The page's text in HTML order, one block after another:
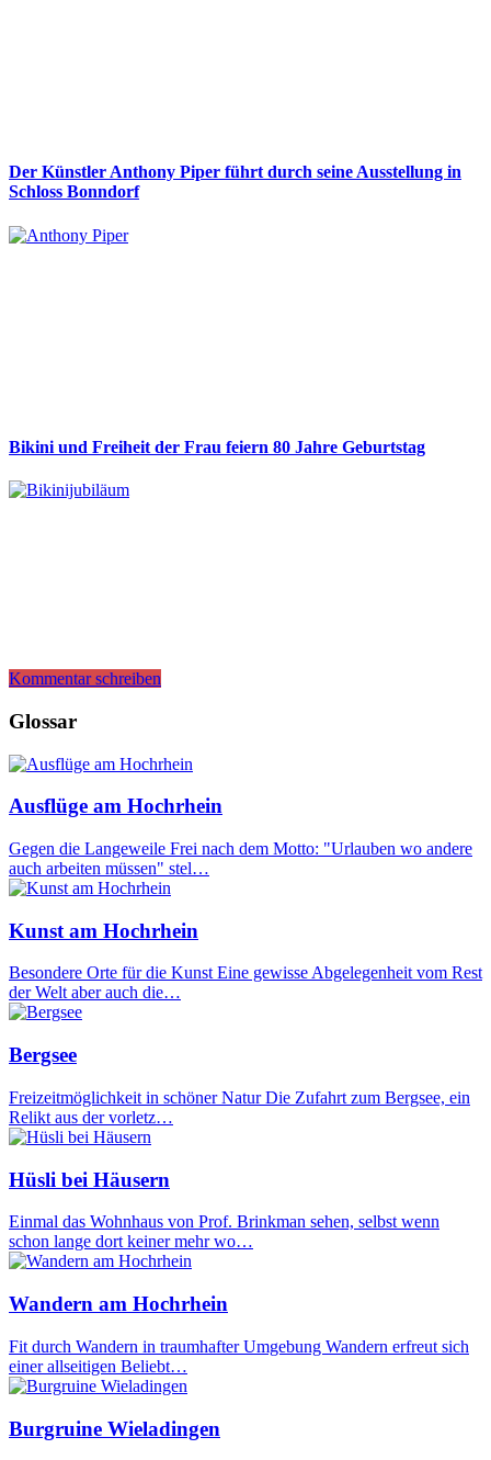
Der Künstler Anthony Piper führt durch seine Ausstellung in
Schloss Bonndorf
Bikini und Freiheit der Frau feiern 80 Jahre Geburtstag
Kommentar schreiben
Glossar
Ausflüge am Hochrhein
Gegen die Langeweile Frei nach dem Motto: "Urlauben wo andere
auch arbeiten müssen" stel…
Kunst am Hochrhein
Besondere Orte für die Kunst Eine gewisse Abgelegenheit vom Rest
der Welt aber auch die…
Bergsee
Freizeitmöglichkeit in schöner Natur Die Zufahrt zum Bergsee, ein
Relikt aus der vorletz…
Hüsli bei Häusern
Einmal das Wohnhaus von Prof. Brinkman sehen, selbst wenn
schon lange dort keiner mehr wo…
Wandern am Hochrhein
Fit durch Wandern in traumhafter Umgebung Wandern erfreut sich
einer allseitigen Beliebt…
Burgruine Wieladingen